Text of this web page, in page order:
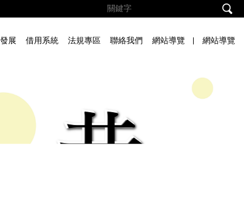
展 借用系統 法規專區 聯絡我們 網站導覽 網站導覽